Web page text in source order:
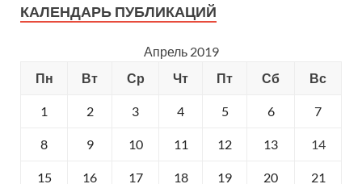
КАЛЕНДАРЬ ПУБЛИКАЦИЙ
Апрель 2019
Пн
Вт Ср Чт Пт Сб Вс
1 2 3 4 5 6 7
8 9 10 11 12 13 14
15 16 17 18 19 20 21